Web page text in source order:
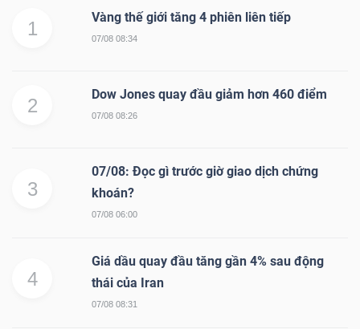
1
Vàng thế giới tăng 4 phiên liên tiếp
07/08 08:34
2
Dow Jones quay đầu giảm hơn 460 điểm
07/08 08:26
3
07/08: Đọc gì trước giờ giao dịch chứng
khoán?
07/08 06:00
4
Giá dầu quay đầu tăng gần 4% sau động
thái của Iran
07/08 08:31